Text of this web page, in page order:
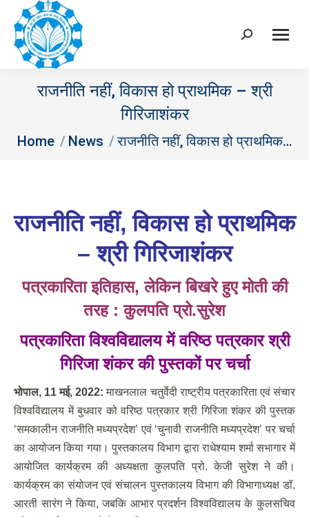
Search:
राजनीति नहीं, विकास हो प्राथमिक – श्री
गिरिजाशंकर
You are here:
Home News राजनीति नहीं, विकास हो प्राथमिक…
राजनीति नहीं, विकास हो प्राथमिक
– श्री गिरिजाशंकर
पत्रकारिता इतिहास, लेकिन बिखरे हुए मोती की
तरह : कुलपति प्रो.सुरेश
पत्रकारिता विश्वविद्यालय में वरिष्ठ पत्रकार श्री
गिरिजा शंकर की पुस्तकों पर चर्चा
भोपाल, 11 मई, 2022: माखनलाल चतुर्वेदी राष्ट्रीय पत्रकारिता एवं संचार
विश्वविद्यालय में बुधवार को वरिष्ठ पत्रकार श्री गिरिजा शंकर की पुस्तक
‘समकालीन राजनीति मध्यप्रदेश’ एवं ‘चुनावी राजनीति मध्यप्रदेश’ पर चर्चा
का आयोजन किया गया। पुस्तकालय विभाग द्वारा राधेश्याम शर्मा सभागार में
आयोजित कार्यक्रम की अध्यक्षता कुलपति प्रो. केजी सुरेश ने की।
कार्यक्रम का संयोजन एवं संचालन पुस्तकालय विभाग की विभागाध्यक्ष डॉ.
आरती सारंग ने किया, जबकि आभार प्रदर्शन विश्वविद्यालय के कुलसचिव